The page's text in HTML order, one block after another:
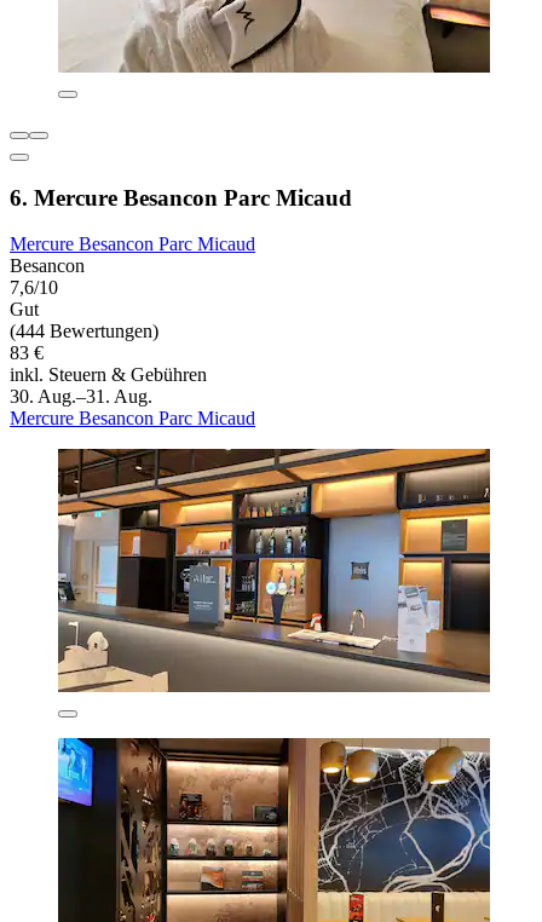
6. Mercure Besancon Parc Micaud
Mercure Besancon Parc Micaud
Besancon
7,6/10
Gut
(444 Bewertungen)
83 €
inkl. Steuern & Gebühren
30. Aug.–31. Aug.
Mercure Besancon Parc Micaud